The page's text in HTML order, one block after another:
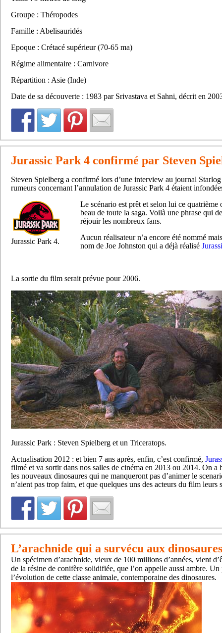
Groupe : Théropodes
Famille : Abelisauridés
Epoque : Crétacé supérieur (70-65 ma)
Régime alimentaire : Carnivore
Répartition : Asie (Inde)
Date de sa découverte : 1983 par Srivastava et Sahni, décrit en
Jurassic Park 4 confirmé par Steven
Steven Spielberg a confirmé lors d’une interview au journal
rumeurs concernant l’annulation de Jurassic Park 4 étaient
Jurassic Park 4.
Le scénario est prêt et selon lui ce quatrième
beau de toute la saga. Voilà une phrase qui
réjouir les nombreux fans.
Aucun réalisateur n’a encore été nommé
nom de Joe Johnston qui a déjà réalisé
La sortie du film serait prévue pour 2006.
Jurassic Park : Steven Spielberg et un Triceratops.
Actualisation 2012 : et bien 7 ans après, enfin, c’est confirmé,
filmé et va sortir dans nos salles de cinéma en 2013 ou 2014. On a
les nouveaux dinosaures qui ne manqueront pas d’animer le
n’aient pas trop faim, et que quelques uns des acteurs du film leurs
L’arachnide qui a survécu aux dinosaures
Un spécimen d’arachnide, vieux de 100 millions d’années, vient
de la résine de conifère solidifiée, que l’on appelle aussi ambre.
l’évolution de cette classe animale, contemporaine des dinosaures.